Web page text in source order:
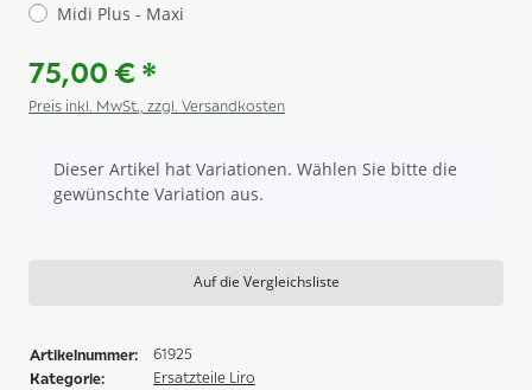
Midi Plus - Maxi
75,00 € *
Preis inkl. MwSt., zzgl. Versandkosten
x
Dieser Artikel hat Variationen. Wählen Sie bitte die
gewünschte Variation aus.
Auf die Vergleichsliste
Artikelnummer: 61925
Kategorie: Ersatzteile Liro